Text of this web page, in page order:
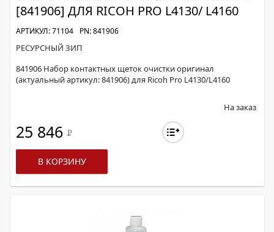
[841906] ДЛЯ RICOH PRO L4130/ L4160
АРТИКУЛ: 71104 PN: 841906
РЕСУРСНЫЙ ЗИП
841906 Набор контактных щеток очистки оригинал
(актуальный артикул: 841906) для Ricoh Pro L4130/L4160
На заказ
25 846 Р
В КОРЗИНУ